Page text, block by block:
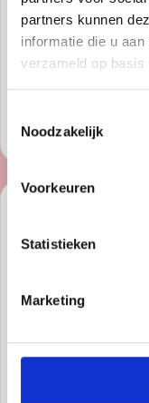
partners kunnen
informatie die u
verzameld op
Noodzakelijk
Voorkeuren
Statistieken
Marketing
Hilversum
Chiarini
DKNY tas – Zwart